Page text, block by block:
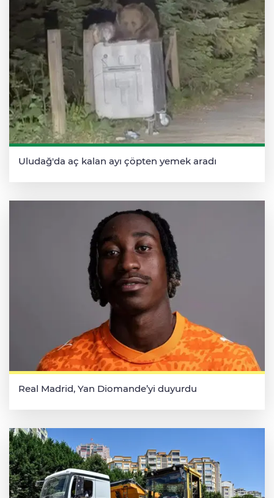
Uludağ'da aç kalan ayı çöpten yemek aradı
Real Madrid, Yan Diomande’yi duyurdu